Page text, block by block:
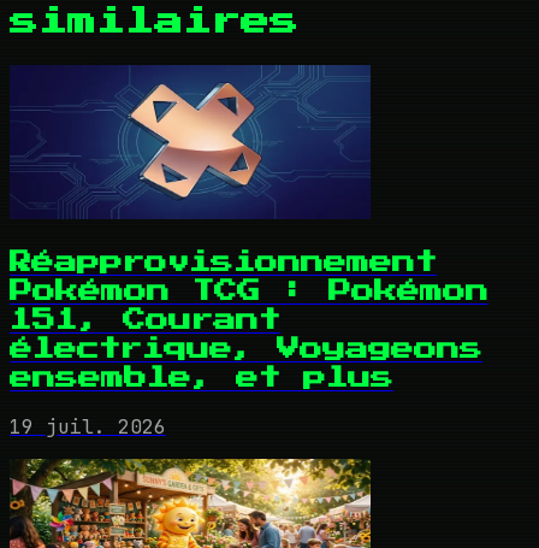
similaires
Réapprovisionnement
Pokémon TCG : Pokémon
151, Courant
électrique, Voyageons
ensemble, et plus
19 juil. 2026